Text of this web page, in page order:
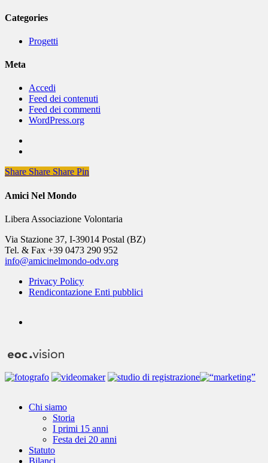
Categories
Progetti
Meta
Accedi
Feed dei contenuti
Feed dei commenti
WordPress.org
Share
Share Share Share Pin
Amici Nel Mondo
Libera Associazione Volontaria
Via Stazione 37, I-39014 Postal (BZ)
Tel. & Fax +39 0473 290 952
info@amicinelmondo-odv.org
Privacy Policy
Rendicontazione Enti pubblici
Close
Chi siamo
Storia
I primi 15 anni
Festa dei 20 anni
Statuto
Bilanci